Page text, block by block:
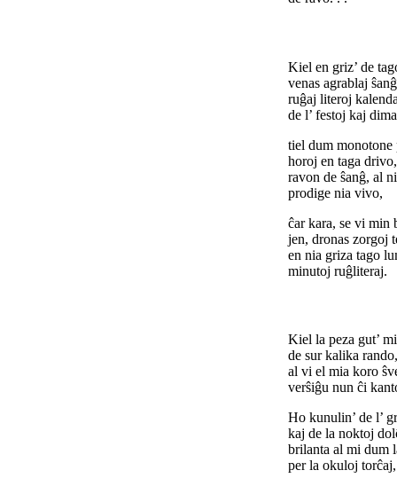
Kiel en griz’ de
venas agrablaj
ruĝaj literoj
de l’ festoj kaj
tiel dum monotone
horoj en taga drivo,
ravon de ŝanĝ, al
prodige nia vivo,
ĉar kara, se vi min
jen, dronas zorgoj
en nia griza tago
minutoj ruĝliteraj.
Kiel la peza gut’
de sur kalika rando,
al vi el mia koro
verŝiĝu nun ĉi
Ho kunulin’ de l’
kaj de la noktoj
brilanta al mi dum
per la okuloj torĉaj,